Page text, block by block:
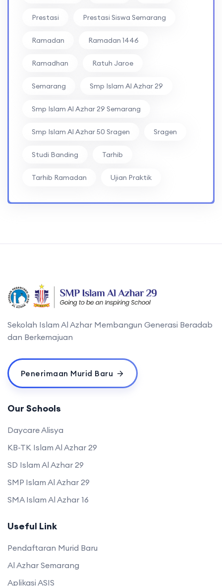
Prestasi Prestasi Siswa Semarang
Ramadan Ramadan 1446
Ramadhan Ratuh Jaroe
Semarang Smp Islam Al Azhar 29
Smp Islam Al Azhar 29 Semarang
Smp Islam Al Azhar 50 Sragen Sragen
Studi Banding Tarhib
Tarhib Ramadan Ujian Praktik
Sekolah Islam Al Azhar Membangun Generasi Beradab
dan Berkemajuan
Penerimaan Murid Baru
Our Schools
Daycare Alisya
KB-TK Islam Al Azhar 29
SD Islam Al Azhar 29
SMP Islam Al Azhar 29
SMA Islam Al Azhar 16
Useful Link
Pendaftaran Murid Baru
Al Azhar Semarang
Aplikasi ASIS